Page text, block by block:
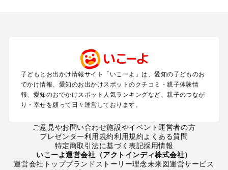
犬山・一宮・小牧・瀬戸・各務原・尾張のプールお出かけ
知多半島（常滑・半田・南知多）のプールお出かけ
愛知の定番お出かけスポット
愛知の遊園地
愛知のバーベキュー
愛知の釣り
愛知の牧場
愛知のプール
子どもとお出かけ情報サイト「いこーよ」は、愛知の子どものお
でかけ情報、愛知のお出かけスポットのクチコミ・親子体験情
報、愛知のおでかけスポット人気ランキングなど、親子のつなが
り・幸せを願って日々運営しております。
ご意見やお問い合わせ施設やイベント運営者の方
プレゼンター利用規約利用規約よくある質問
特定商取引法に基づく表記採用情報
いこーよ運営会社（アクトインディ株式会社）
運営会社トップブランドストーリー理念未来図運営サービス